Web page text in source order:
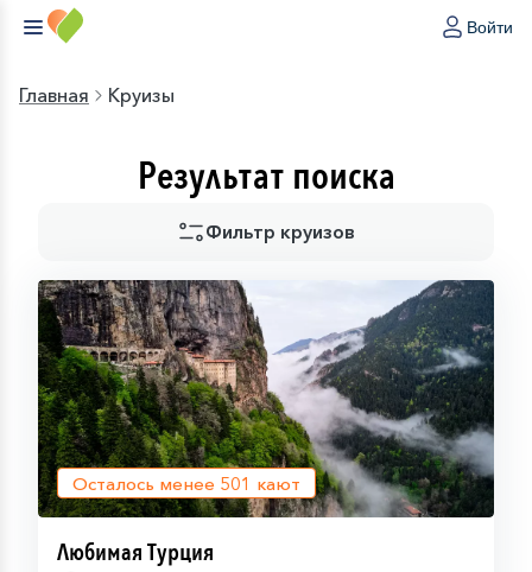
Войти
Главная Круизы
Результат поиска
Фильтр круизов
Осталось менее 501 кают
Любимая Турция